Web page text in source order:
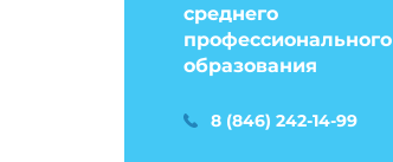
среднего
профессионального
образования
8 (846) 242-14-99